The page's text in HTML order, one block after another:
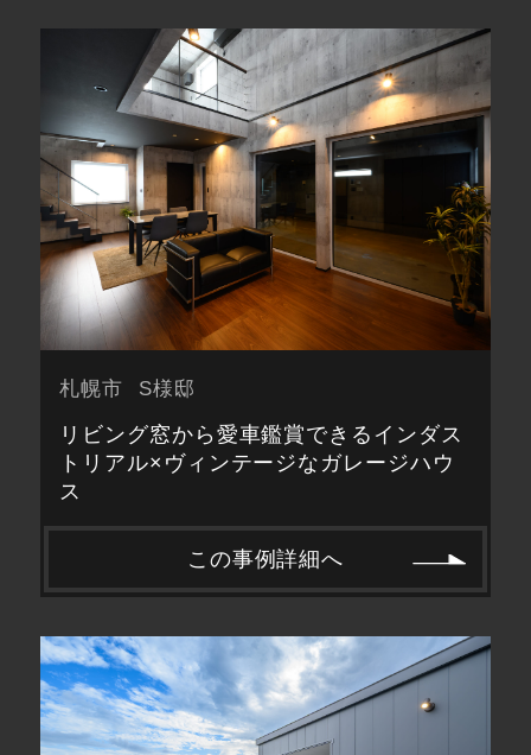
札幌市 S様邸
リビング窓から愛車鑑賞できるインダス
トリアル×ヴィンテージなガレージハウ
ス
この事例詳細へ